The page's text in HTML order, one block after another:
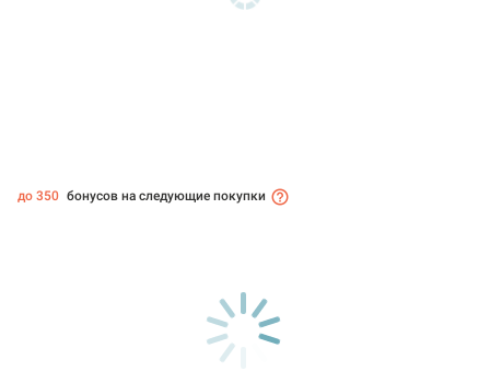
до 350 бонусов на следующие покупки